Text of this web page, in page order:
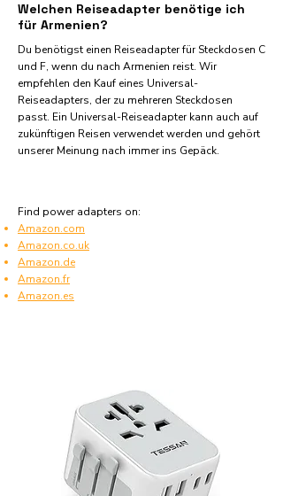
Welchen Reiseadapter benötige ich
für Armenien?
Du benötigst einen Reiseadapter für Steckdosen C
und F, wenn du nach Armenien reist. Wir
empfehlen den Kauf eines Universal-
Reiseadapters, der zu mehreren Steckdosen
passt. Ein Universal-Reiseadapter kann auch auf
zukünftigen Reisen verwendet werden und gehört
unserer Meinung nach immer ins Gepäck.
Find power adapters on:
Amazon.com
Amazon.co.uk
Amazon.de
Amazon.fr
Amazon.es